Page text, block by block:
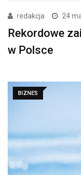
redakcja 24
Rekordowe
w Polsce
BIZNES